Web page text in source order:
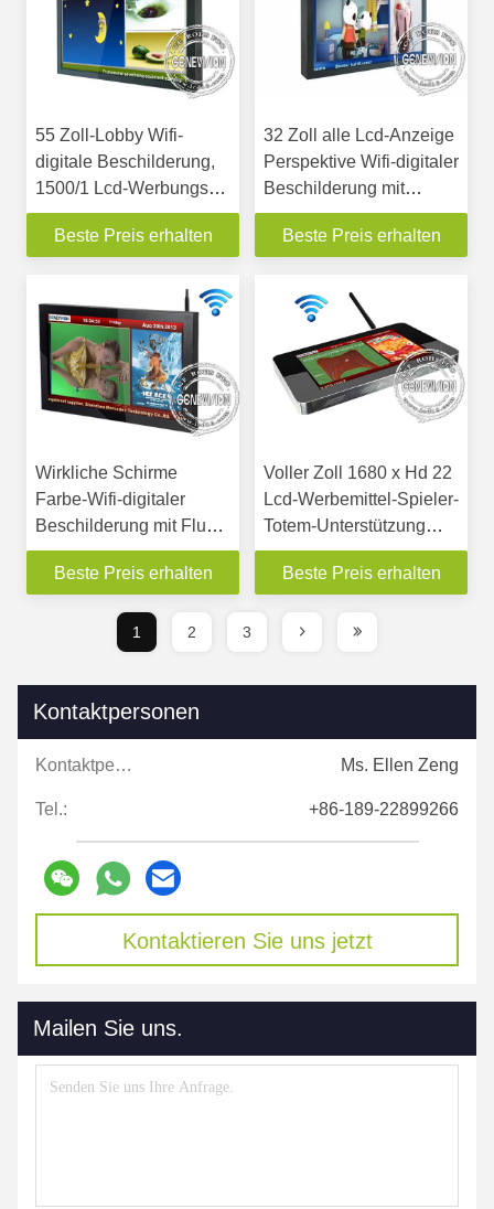
55 Zoll-Lobby Wifi-
digitale Beschilderung,
1500/1 Lcd-Werbungs-
Spieler-hohe Helligkeit
Beste Preis erhalten
32 Zoll alle Lcd-Anzeige
Perspektive Wifi-digitaler
Beschilderung mit
Sicherheitsschloß
Beste Preis erhalten
Wirkliche Schirme
Farbe-Wifi-digitaler
Beschilderung mit Fluss-
Untertiteln,
entgegenkommende Zeit
Beste Preis erhalten
Voller Zoll 1680 x Hd 22
Lcd-Werbemittel-Spieler-
Totem-Unterstützung
1050 Avi/Mp3/Jpg
Beste Preis erhalten
1 2 3
Kontaktpersonen
Kontaktpersonen: Ms. Ellen Zeng
Tel.: +86-189-22899266
Kontaktieren Sie uns jetzt
Mailen Sie uns.